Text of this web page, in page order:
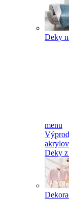
Deky
menu
Deky